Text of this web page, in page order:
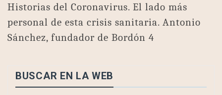
Historias del Coronavirus. El lado más
personal de esta crisis sanitaria. Antonio
Sánchez, fundador de Bordón 4
BUSCAR EN LA WEB